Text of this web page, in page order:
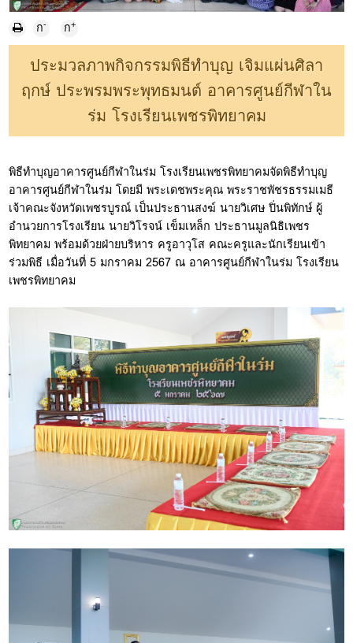
ก- ก+
ประมวลภาพกิจกรรมพิธีทำบุญ เจิมแผ่นศิลา
ฤกษ์ ประพรมพระพุทธมนต์ อาคารศูนย์กีฬาใน
ร่ม โรงเรียนเพชรพิทยาคม
พิธีทำบุญอาคารศูนย์กีฬาในร่ม โรงเรียนเพชรพิทยาคมจัดพิธีทำบุญ
อาคารศูนย์กีฬาในร่ม โดยมี พระเดชพระคุณ พระราชพัชรธรรมเมธี
เจ้าคณะจังหวัดเพชรบูรณ์ เป็นประธานสงฆ์ นายวิเศษ ปิ่นพิทักษ์ ผู้
อำนวยการโรงเรียน นายวิโรจน์ เข็มเหล็ก ประธานมูลนิธิเพชร
พิทยาคม พร้อมด้วยฝ่ายบริหาร ครูอาวุโส คณะครูและนักเรียนเข้า
ร่วมพิธี เมื่อวันที่ 5 มกราคม 2567 ณ อาคารศูนย์กีฬาในร่ม โรงเรียน
เพชรพิทยาคม